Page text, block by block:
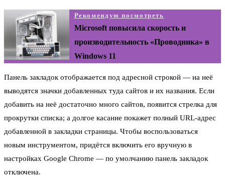
Рекомендую посмотреть
Microsoft повысила скорость и
производительность «Проводника» в
Windows 11
Панель закладок отображается под адресной строкой — на неё
выводятся значки добавленных туда сайтов и их названия. Если
добавить на неё достаточно много сайтов, появится стрелка для
прокрутки списка; а долгое касание покажет полный URL-адрес
добавленной в закладки страницы. Чтобы воспользоваться
новым инструментом, придётся включить его вручную в
настройках Google Chrome — по умолчанию панель закладок
отключена.